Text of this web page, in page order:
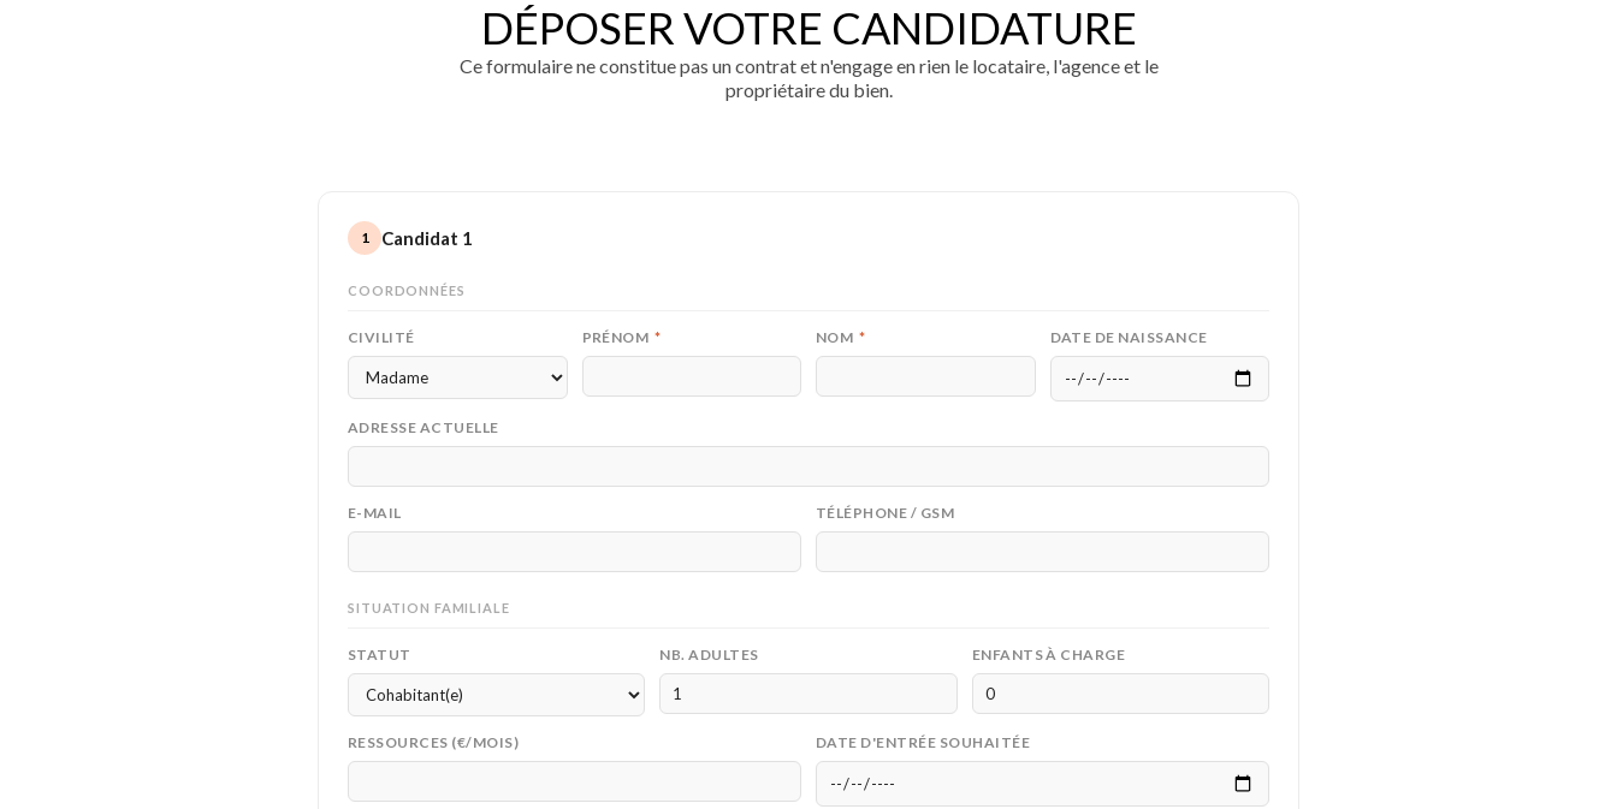
DÉPOSER VOTRE CANDIDATURE
Ce formulaire ne constitue pas un contrat et n'engage en rien le locataire, l'agence et le
propriétaire du bien.
1 Candidat 1
COORDONNÉES
CIVILITÉ PRÉNOM * NOM * DATE DE NAISSANCE
ADRESSE ACTUELLE
E-MAIL TÉLÉPHONE / GSM
SITUATION FAMILIALE
STATUT NB. ADULTES ENFANTS À CHARGE
RESSOURCES (€/MOIS) DATE D'ENTRÉE SOUHAITÉE